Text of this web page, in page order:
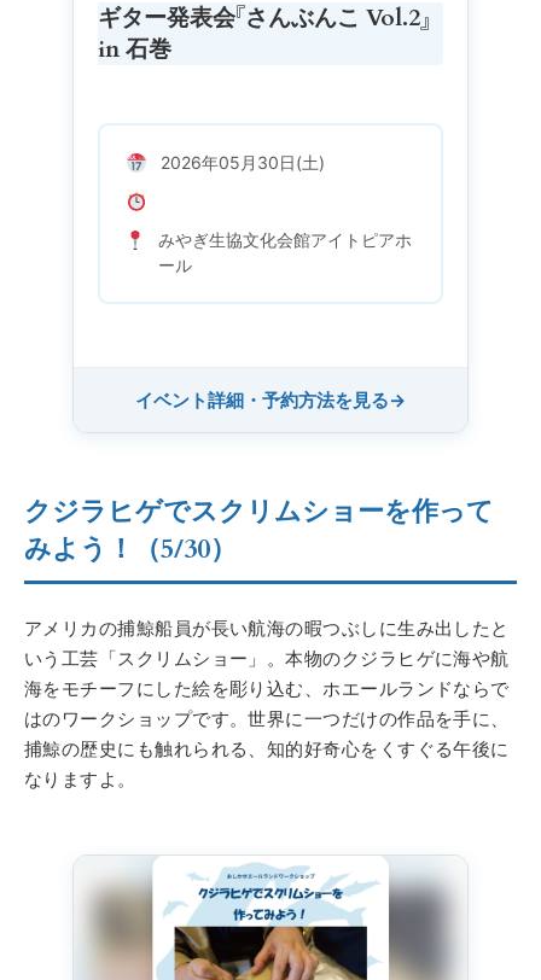
ギター発表会『さんぶんこ Vol.2』
in 石巻
2026年05月30日(土)
みやぎ生協文化会館アイトピアホ
ール
イベント詳細・予約方法を見る→
クジラヒゲでスクリムショーを作って
みよう！（5/30）
アメリカの捕鯨船員が長い航海の暇つぶしに生み出したと
いう工芸「スクリムショー」。本物のクジラヒゲに海や航
海をモチーフにした絵を彫り込む、ホエールランドならで
はのワークショップです。世界に一つだけの作品を手に、
捕鯨の歴史にも触れられる、知的好奇心をくすぐる午後に
なりますよ。